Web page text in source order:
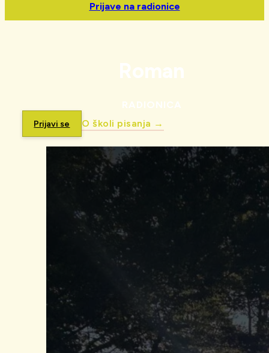
Prijave na radionice
Roman
RADIONICA
Prijavi se O školi pisanja →